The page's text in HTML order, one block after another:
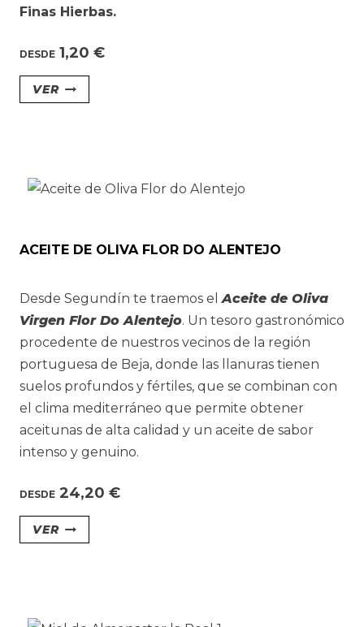
Finas Hierbas.
DESDE 1,20 €
VER
producto
Las
en
la
página
de
producto
ACEITE DE OLIVA FLOR DO ALENTEJO
Desde Segundín te traemos elAceite de Oliva
Virgen Flor Do Alentejo. Un tesoro gastronómico
procedente de nuestros vecinos de la región
portuguesa de Beja, donde las llanuras tienen
suelos profundos y fértiles, que se combinan con
el clima mediterráneo que permite obtener
aceitunas de alta calidad y un aceite de sabor
intenso y genuino.
DESDE 24,20 €
VER
producto